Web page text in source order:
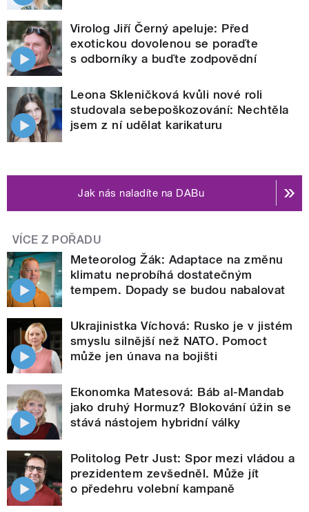
Virolog Jiří Černý apeluje: Před
exotickou dovolenou se poraďte
s odborníky a buďte zodpovědní
Leona Skleničková kvůli nové roli
studovala sebepoškozování: Nechtěla
jsem z ní udělat karikaturu
Jak nás naladíte na DABu
VÍCE Z POŘADU
Meteorolog Žák: Adaptace na změnu
klimatu neprobíhá dostatečným
tempem. Dopady se budou nabalovat
Ukrajinistka Víchová: Rusko je v jistém
smyslu silnější než NATO. Pomoct
může jen únava na bojišti
Ekonomka Matesová: Báb al-Mandab
jako druhý Hormuz? Blokování úžin se
stává nástojem hybridní války
Politolog Petr Just: Spor mezi vládou a
prezidentem zevšedněl. Může jít
o předehru volební kampaně